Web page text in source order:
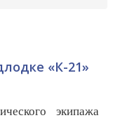
«К-21»
экипажа